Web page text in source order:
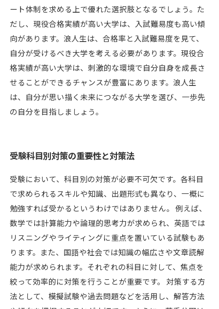
ート体制を求める上で優れた選択肢となるでしょう。た
だし、現役合格実績が高い大学は、入試難易度も高い傾
向があります。浪人生は、合格率と入試難易度を見て、
自分が受けるべき大学を考える必要があります。現役合
格実績が高い大学は、刺激的な環境で自分自身を成長さ
せることができるチャンスが豊富にあります。浪人生
は、自分が思い描く未来につながる大学を選び、一歩先
の自分を目指しましょう。
受験科目別対策の重要性と対策法
受験において、科目別の対策が必要不可欠です。各科目
で求められるスキルや知識、出題形式も異なり、一概に
勉強すれば受かるというわけではありません。 例えば、
数学では計算能力や論理的思考力が求められ、英語では
リスニングやライティングに重点を置いている試験もあ
ります。また、国語や社会では知識の幅広さや文章読解
能力が求められます。それぞれの科目に対して、焦点を
絞って効率的に対策を行うことが重要です。 対策する方
法として、模擬試験や過去問題などを活用し、解答方法